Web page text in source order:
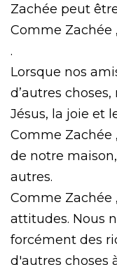
Zachée peut
Comme Zachée
.
Lorsque nos
d’autres
Jésus, la joie et
Comme Zachée
de notre
autres.
Comme Zachée
attitudes. Nous
forcément des
d'autres choses